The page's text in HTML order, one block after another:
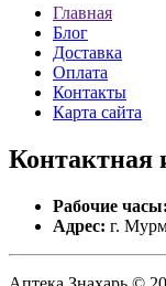
Главная
Блог
Доставка
Оплата
Контакты
Карта сайта
Контактная
Рабочие часы:
Адрес: г.